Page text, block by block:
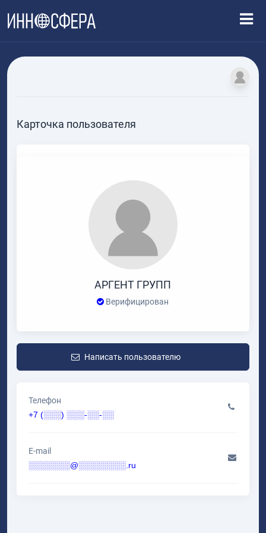
Карточка пользователя
АРГЕНТ ГРУПП
Верифицирован
Написать пользователю
Телефон
+7 (░░░) ░░░-░░-░░
E-mail
░░░░░░░@░░░░░░░░.ru